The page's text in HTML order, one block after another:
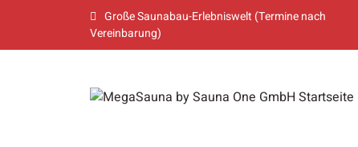
Große Saunabau-Erlebniswelt (Termine nach
Vereinbarung)